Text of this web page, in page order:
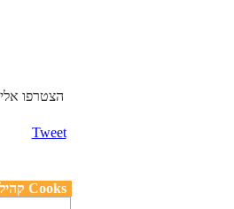
Tweet
קהילות הפורומים של Cooks